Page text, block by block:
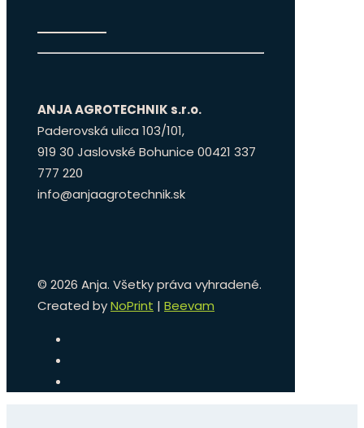
ANJA AGROTECHNIK s.r.o.
Paderovská ulica 103/101,
919 30 Jaslovské Bohunice 00421 337
777 220
info@anjaagrotechnik.sk
© 2026 Anja. Všetky práva vyhradené.
Created byNoPrint | Beevam